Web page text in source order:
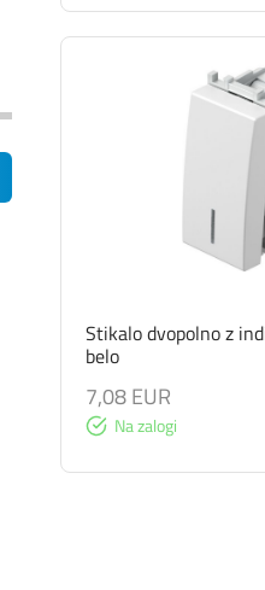
Stikalo dvopolno z
belo
Na zalogi
7,08 EUR